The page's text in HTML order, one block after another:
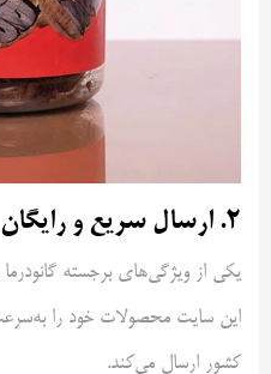
۲. ارسال سریع و رایگان
یکی از ویژگی‌های برجسته
این سایت محصولات خود را
کشور ارسال می‌کند.